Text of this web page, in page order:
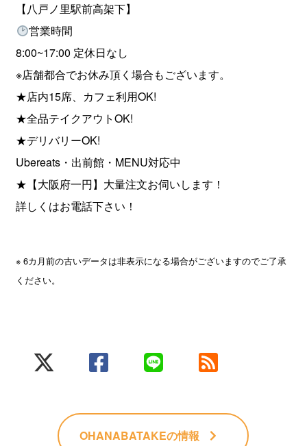
【八戸ノ里駅前高架下】
営業時間
8:00~17:00 定休日なし
※店舗都合でお休み頂く場合もございます。
★店内15席、カフェ利用OK!
★全品テイクアウトOK!
★デリバリーOK!
Ubereats・出前館・MENU対応中
★【大阪府一円】大量注文お伺いします！
詳しくはお電話下さい！
※ 6カ月前の古いデータは非表示になる場合がございますのでご了承
ください。
OHANABATAKEの情報